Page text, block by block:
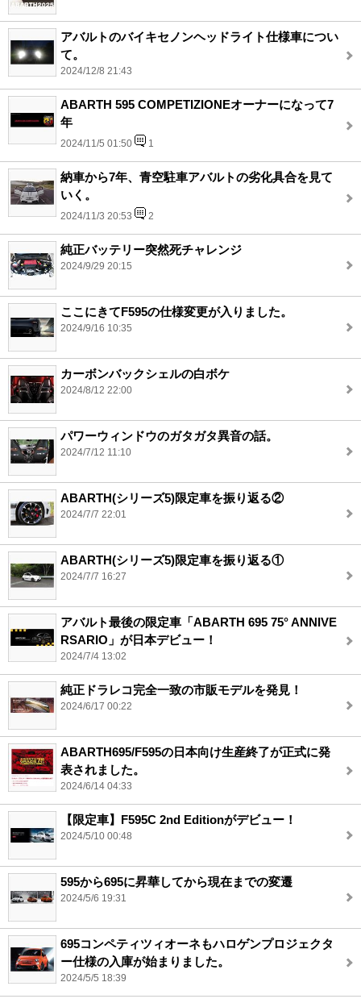
アバルトのバイキセノンヘッドライト仕様車につい
て。
2024/12/8 21:43
ABARTH 595 COMPETIZIONEオーナーになって7
年
2024/11/5 01:50 1
納車から7年、青空駐車アバルトの劣化具合を見て
いく。
2024/11/3 20:53 2
純正バッテリー突然死チャレンジ
2024/9/29 20:15
ここにきてF595の仕様変更が入りました。
2024/9/16 10:35
カーボンバックシェルの白ボケ
2024/8/12 22:00
パワーウィンドウのガタガタ異音の話。
2024/7/12 11:10
ABARTH(シリーズ5)限定車を振り返る②
2024/7/7 22:01
ABARTH(シリーズ5)限定車を振り返る①
2024/7/7 16:27
アバルト最後の限定車「ABARTH 695 75° ANNIVE
RSARIO」が日本デビュー！
2024/7/4 13:02
純正ドラレコ完全一致の市販モデルを発見！
2024/6/17 00:22
ABARTH695/F595の日本向け生産終了が正式に発
表されました。
2024/6/14 04:33
【限定車】F595C 2nd Editionがデビュー！
2024/5/10 00:48
595から695に昇華してから現在までの変遷
2024/5/6 19:31
695コンペティツィオーネもハロゲンプロジェクタ
ー仕様の入庫が始まりました。
2024/5/5 18:39